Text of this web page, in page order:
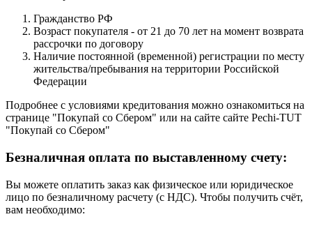
Гражданство РФ
Возраст покупателя - от 21 до 70 лет на момент возврата
рассрочки по договору
Наличие постоянной (временной) регистрации по месту
жительства/пребывания на территории Российской
Федерации
Подробнее с условиями кредитования можно ознакомиться на
странице "Покупай со Сбером" или на сайте сайте Pechi-TUT
"Покупай со Сбером"
Безналичная оплата по выставленному счету:
Вы можете оплатить заказ как физическое или юридическое
лицо по безналичному расчету (с НДС). Чтобы получить счёт,
вам необходимо: